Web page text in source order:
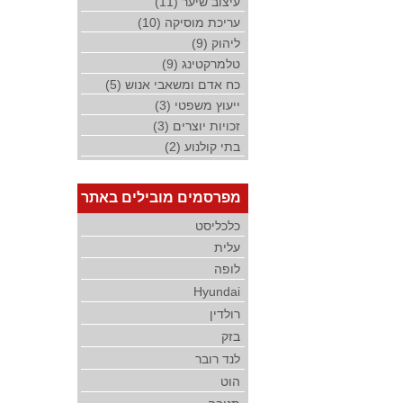
עריכת מוסיקה (10)
ליהוק (9)
טלמרקטינג (9)
כח אדם ומשאבי אנוש (5)
ייעוץ משפטי (3)
זכויות יוצרים (3)
בתי קולנוע (2)
מפרסמים מובילים באתר
כלכליסט
עלית
לופה
Hyundai
רולדין
בזק
לנד רובר
הוט